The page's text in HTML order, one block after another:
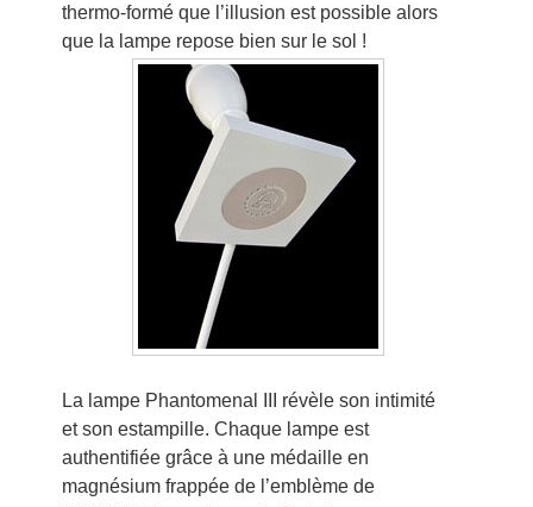
thermo-formé que l’illusion est possible alors
que la lampe repose bien sur le sol !
La lampe Phantomenal III révèle son intimité
et son estampille. Chaque lampe est
authentifiée grâce à une médaille en
magnésium frappée de l’emblème de